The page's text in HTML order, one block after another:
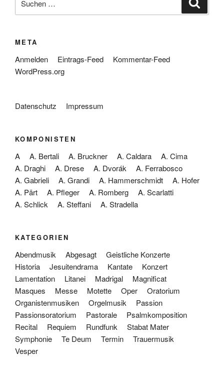
nach:
META
Anmelden Eintrags-Feed
Kommentar-Feed
WordPress.org
Datenschutz Impressum
KOMPONISTEN
A A. Bertali A. Bruckner A. Caldara
A. Cima
A. Draghi
A. Drese A. Dvorák
A. Ferrabosco
A. Gabrieli
A. Grandi A. Hammerschmidt
A. Hofer
A. Pärt
A. Pfleger A. Romberg
A. Scarlatti
A. Schlick
A. Steffani A. Stradella
KATEGORIEN
Abendmusik Abgesagt
Geistliche Konzerte
Historia
Jesuitendrama Kantate
Konzert
Lamentation
Litanei Madrigal
Magnificat
Masques
Messe Motette Oper
Oratorium
Organistenmusiken
Orgelmusik
Passion
Passionsoratorium
Pastorale
Psalmkomposition
Recital
Requiem Rundfunk
Stabat Mater
Symphonie
Te Deum Termin
Trauermusik
Vesper